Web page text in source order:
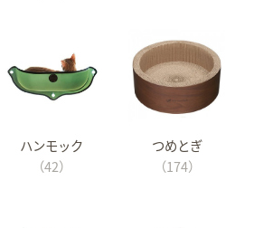
ハンモック
（42）
つめとぎ
（174）